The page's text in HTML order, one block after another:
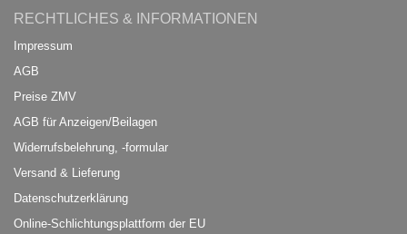
RECHTLICHES & INFORMATIONEN
Impressum
AGB
Preise ZMV
AGB für Anzeigen/Beilagen
Widerrufsbelehrung, -formular
Versand & Lieferung
Datenschutzerklärung
Online-Schlichtungsplattform der EU